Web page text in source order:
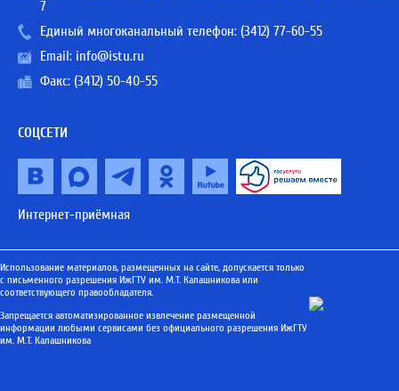
7
Единый многоканальный телефон: (3412) 77-60-55
Email: info@istu.ru
Факс: (3412) 50-40-55
СОЦСЕТИ
Интернет-приёмная
Использование материалов, размещенных на сайте, допускается только
с письменного разрешения ИжГТУ им. М.Т. Калашникова или
соответствующего правообладателя.
Запрещается автоматизированное извлечение размещенной
информации любыми сервисами без официального разрешения ИжГТУ
им. М.Т. Калашникова